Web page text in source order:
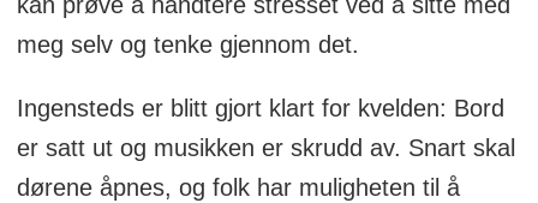
meg selv og tenke gjennom det.
Ingensteds er blitt gjort klart for kvelden: Bord
er satt ut og musikken er skrudd av. Snart skal
dørene åpnes, og folk har muligheten til å